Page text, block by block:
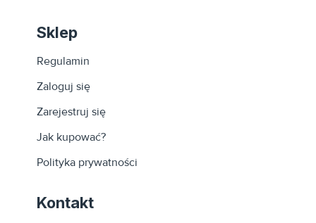
Sklep
Regulamin
Zaloguj się
Zarejestruj się
Jak kupować?
Polityka prywatności
Kontakt